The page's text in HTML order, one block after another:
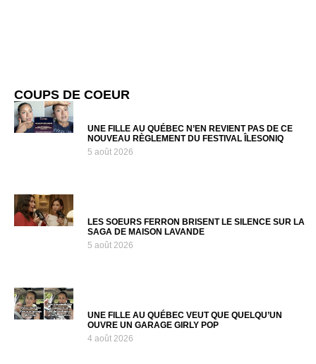
COUPS DE COEUR
UNE FILLE AU QUÉBEC N’EN REVIENT PAS DE CE
NOUVEAU RÈGLEMENT DU FESTIVAL ÎLESONIQ
5 août 2026
LES SOEURS FERRON BRISENT LE SILENCE SUR LA
SAGA DE MAISON LAVANDE
5 août 2026
UNE FILLE AU QUÉBEC VEUT QUE QUELQU’UN
OUVRE UN GARAGE GIRLY POP
4 août 2026